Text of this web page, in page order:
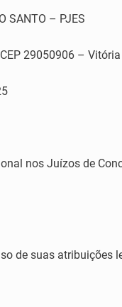
SANTO – PJES
CEP 29050906 –
nos Juízos de
de suas atribuições